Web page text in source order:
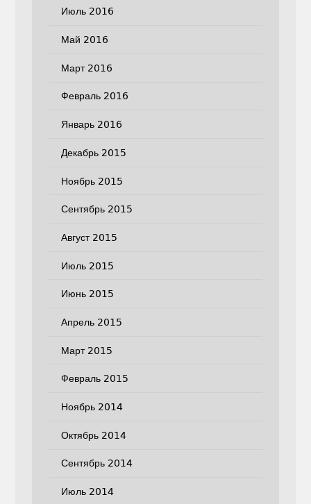
Июль 2016
Май 2016
Март 2016
Февраль 2016
Январь 2016
Декабрь 2015
Ноябрь 2015
Сентябрь 2015
Август 2015
Июль 2015
Июнь 2015
Апрель 2015
Март 2015
Февраль 2015
Ноябрь 2014
Октябрь 2014
Сентябрь 2014
Июль 2014